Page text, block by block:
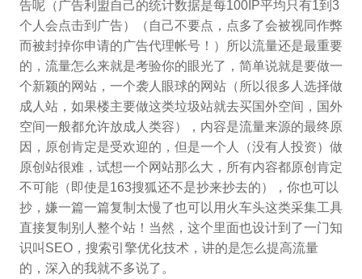
告呢（广告利盟自己的统计数据是每100IP平均只有1到3
个人会点击到广告）（自己不要点，点多了会被视同作弊
而被封掉你申请的广告代理帐号！）所以流量还是最重要
的，流量怎么来就是考验你的眼光了，简单说就是要做一
个新颖的网站，一个袭人眼球的网站（所以很多人选择做
成人站，如果楼主要做这类垃圾站就去买国外空间，国外
空间一般都允许放成人类容），内容是流量来源的最终原
因，原创肯定是受欢迎的，但是一个人（没有人投资）做
原创站很难，试想一个网站那么大，所有内容都原创肯定
不可能（即使是163搜狐还不是抄来抄去的），你也可以
抄，嫌一篇一篇复制太慢了也可以用火车头这类采集工具
直接复制别人整个站！当然，这个里面也设计到了一门知
识叫SEO，搜索引擎优化技术，讲的是怎么提高流量
的，深入的我就不多说了。